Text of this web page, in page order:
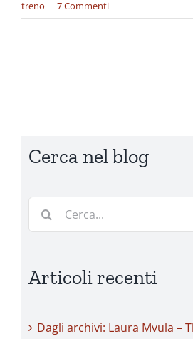
treno | 7 Commenti
Cerca nel blog
Cerca
Articoli recenti
Dagli archivi: Laura Mvula –